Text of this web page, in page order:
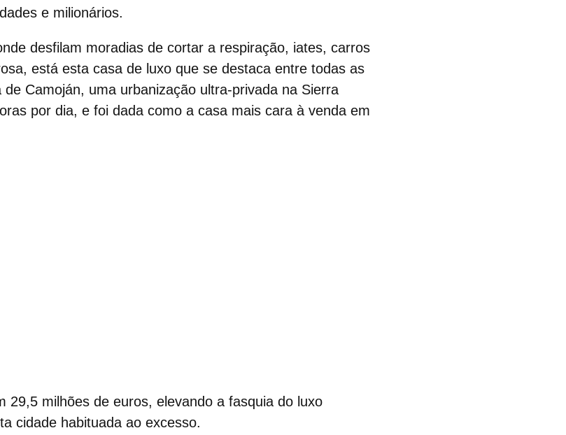
e milionários.
desfilam moradias de cortar a respiração, iates, carros
está esta casa de luxo que se destaca entre todas as
de Camoján, uma urbanização ultra‑privada na Sierra
por dia, e foi dada como a casa mais cara à venda em
29,5 milhões de euros, elevando a fasquia do luxo
cidade habituada ao excesso.